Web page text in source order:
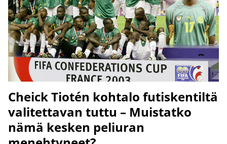
Cheick Tiotén kohtalo futiskentiltä
valitettavan tuttu – Muistatko
nämä kesken peliuran